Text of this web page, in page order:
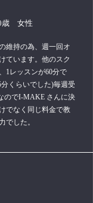
歳 女性
維持の為、週一回オ
ています。他のスク
1レッスンが60分で
くらいでした)毎週受
のでI-MAKE さんに決
でなく同じ料金で教
でした。